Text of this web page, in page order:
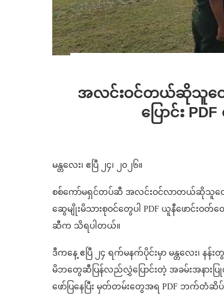
အလင်းဝင်တယ်ဆိုသူတွေ
ပြောင်း
မန္တလေး၊ ဧပြီ ၂၄၊ ၂၀၂၆။
စစ်ကော်မရှင်တပ်ဆီ အလင်းဝင်လာတယ်ဆိုသူတွေ
ဆွေမျိုးမိသားစုဝင်တွေပါ PDF ယူနီဖောင်း
ဆီက သိရပါတယ်။
ဒီကနေ့ ဧပြီ ၂၄ ရက်မနက်ပိုင်းမှာ မန္တလေး၊ န
မိဘတွေဆီပြန်လည်လွှဲပြောင်းတဲ့ အခမ်းအနာ
ဖော်ပြနေပြီး မှတ်တမ်းတွေအရ PDF ဘက်တံဆိ